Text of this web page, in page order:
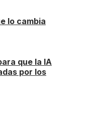
lo cambia
que la IA
por los